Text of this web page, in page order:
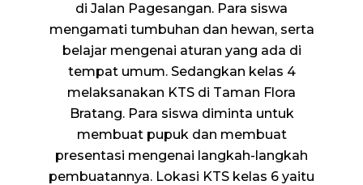
di Jalan Pagesangan. Para siswa
mengamati tumbuhan dan hewan, serta
belajar mengenai aturan yang ada di
tempat umum. Sedangkan kelas 4
melaksanakan KTS di Taman Flora
Bratang. Para siswa diminta untuk
membuat pupuk dan membuat
presentasi mengenai langkah-langkah
pembuatannya. Lokasi KTS kelas 6 yaitu